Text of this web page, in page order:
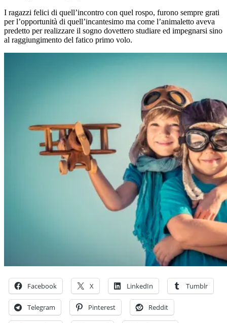
I ragazzi felici di quell’incontro con quel rospo, furono sempre grati
per l’opportunità di quell’incantesimo ma come l’animaletto aveva
predetto per realizzare il sogno dovettero studiare ed impegnarsi sino
al raggiungimento del fatico primo volo.
Facebook X LinkedIn Tumblr
Telegram Pinterest Reddit